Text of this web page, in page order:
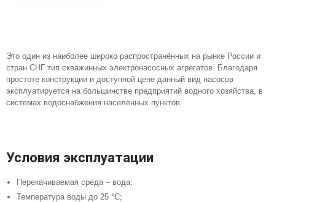
Это один из наиболее широко распространённых на рынке России и
стран СНГ тип скважинных электронасосных агрегатов. Благодаря
простоте конструкции и доступной цене данный вид насосов
эксплуатируется на большинстве предприятий водного хозяйства, в
системах водоснабжения населённых пунктов.
Условия эксплуатации
Перекачиваемая среда – вода;
Температура воды до 25 °С;